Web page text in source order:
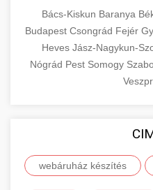
Bács-Kiskun Baranya
Budapest Csongrád Fejér
Heves Jász-Nagykun-
Nógrád Pest Somogy
webáruház készítés